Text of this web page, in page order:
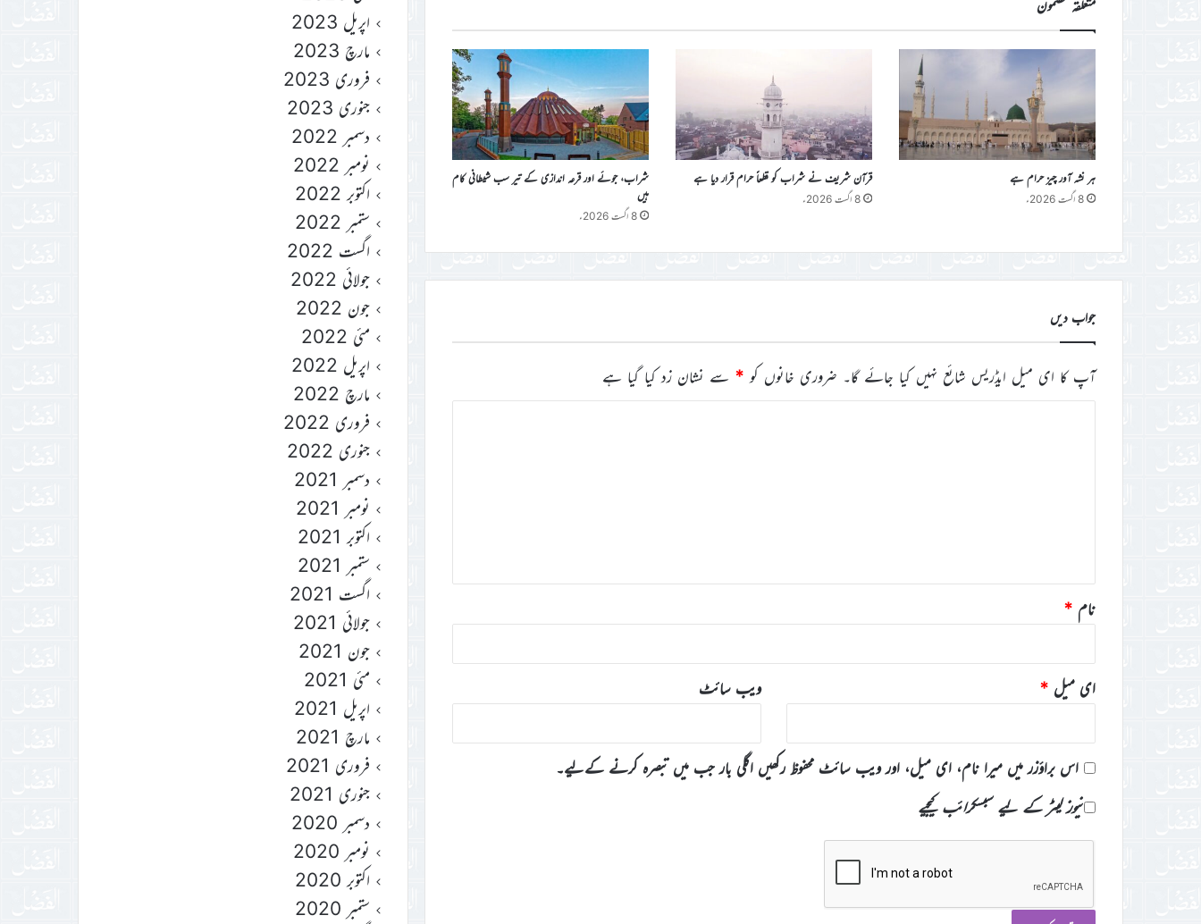
متعلقہ مضمون
ہر نشہ آور چیز حرام ہے
8 اگست 2026ء
قرآن شریف نے شراب کو قطعاً حرام قرار دیا ہے
8 اگست 2026ء
شراب، جوئے اور قرعہ اندازی کے تیر سب شیطانی کام
ہیں
8 اگست 2026ء
جواب دیں
آپ کا ای میل ایڈریس شائع نہیں کیا جائے گا۔ ضروری خانوں کو * سے نشان زد کیا گیا ہے
نام *
ای میل * ویب‌ سائٹ
اس براؤزر میں میرا نام، ای میل، اور ویب سائٹ محفوظ رکھیں اگلی بار جب میں تبصرہ کرنے کےلیے۔
نیوز لیٹر کے لیے سبسکرائب کیجیے
اپریل 2023
مارچ 2023
فروری 2023
جنوری 2023
دسمبر 2022
نومبر 2022
اکتوبر 2022
ستمبر 2022
اگست 2022
جولائی 2022
جون 2022
مئی 2022
اپریل 2022
مارچ 2022
فروری 2022
جنوری 2022
دسمبر 2021
نومبر 2021
اکتوبر 2021
ستمبر 2021
اگست 2021
جولائی 2021
جون 2021
مئی 2021
اپریل 2021
مارچ 2021
فروری 2021
جنوری 2021
دسمبر 2020
نومبر 2020
اکتوبر 2020
ستمبر 2020